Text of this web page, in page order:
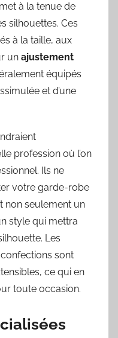
à la tenue de
silhouettes. Ces
à la taille, aux
un ajustement
équipés
et d’une
profession où l’on
Ils ne
votre garde-robe
non seulement un
style qui mettra
Les
sont
ce qui en
toute occasion.